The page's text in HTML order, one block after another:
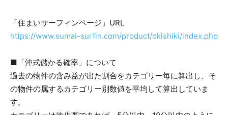
「住まいサーフィンページ」URL
https://www.sumai-surfin.com/product/okishiki/index.php
■「沖式儲かる確率」について
過去の物件の含み益が出た割合をカテゴリー毎に算出し、そ
の物件の属するカテゴリー別数値を平均して算出していま
す。